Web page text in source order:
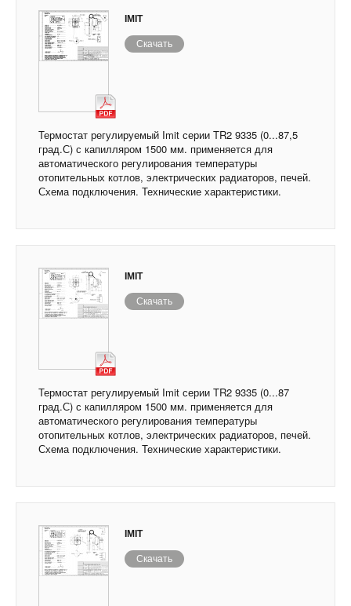
IMIT
Скачать
Термостат регулируемый Imit серии TR2 9335 (0...87,5
град.С) с капилляром 1500 мм. применяется для
автоматического регулирования температуры
отопительных котлов, электрических радиаторов, печей.
Схема подключения. Технические характеристики.
IMIT
Скачать
Термостат регулируемый Imit серии TR2 9335 (0...87
град.С) с капилляром 1500 мм. применяется для
автоматического регулирования температуры
отопительных котлов, электрических радиаторов, печей.
Схема подключения. Технические характеристики.
IMIT
Скачать